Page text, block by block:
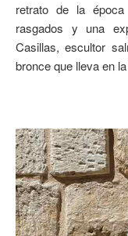
retrato de la
rasgados y una
Casillas, escultor
bronce que lleva en